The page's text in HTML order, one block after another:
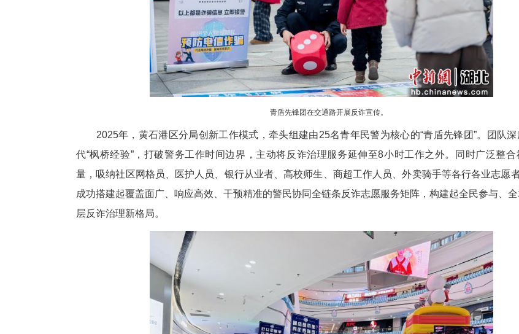
青盾先锋团在交通路开展反诈宣传。
2025年，黄石港区分局创新工作模式，牵头组建由25名青年民警为核心
代“枫桥经验”，打破警务工作时间边界，主动将反诈治理服务延伸至8小时